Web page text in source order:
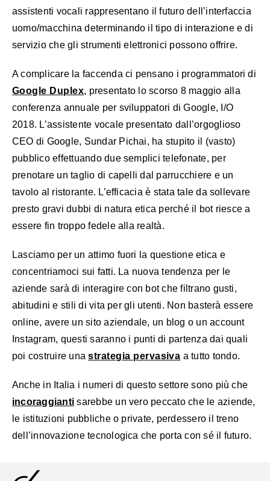
assistenti vocali rappresentano il futuro dell’interfaccia
uomo/macchina determinando il tipo di interazione e di
servizio che gli strumenti elettronici possono offrire.
A complicare la faccenda ci pensano i programmatori di
Google Duplex, presentato lo scorso 8 maggio alla
conferenza annuale per sviluppatori di Google, I/O
2018. L’assistente vocale presentato dall’orgoglioso
CEO di Google, Sundar Pichai, ha stupito il (vasto)
pubblico effettuando due semplici telefonate, per
prenotare un taglio di capelli dal parrucchiere e un
tavolo al ristorante. L’efficacia è stata tale da sollevare
presto gravi dubbi di natura etica perché il bot riesce a
essere fin troppo fedele alla realtà.
Lasciamo per un attimo fuori la questione etica e
concentriamoci sui fatti. La nuova tendenza per le
aziende sarà di interagire con bot che filtrano gusti,
abitudini e stili di vita per gli utenti. Non basterà essere
online, avere un sito aziendale, un blog o un account
Instagram, questi saranno i punti di partenza dai quali
poi costruire unastrategia pervasiva a tutto tondo.
Anche in Italia i numeri di questo settore sono più che
incoraggianti sarebbe un vero peccato che le aziende,
le istituzioni pubbliche o private, perdessero il treno
dell’innovazione tecnologica che porta con sé il futuro.